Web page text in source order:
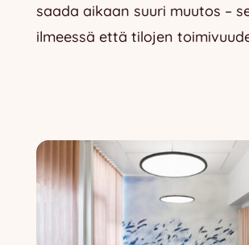
saada aikaan suuri muutos –
ilmeessä että tilojen